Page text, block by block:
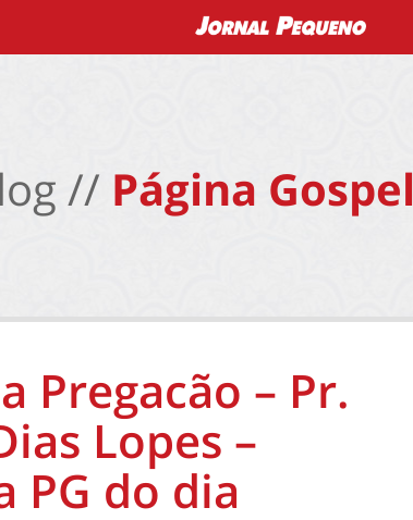
// Página Gospel
Pregacão – Pr.
Lopes –
PG do dia